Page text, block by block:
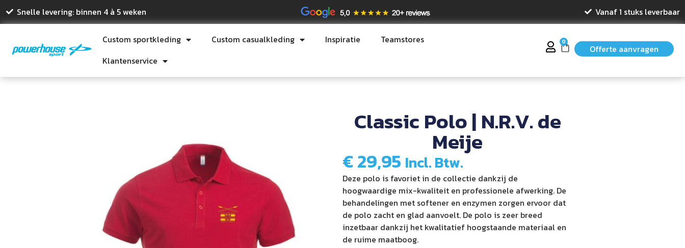
Snelle levering: binnen 4 à 5 weken Vanaf 1 stuks leverbaar
Custom sportkleding Custom casualkleding Inspiratie
Teamstores
Klantenservice
0
Offerte aanvragen
Classic Polo | N.R.V. de
Meije
€29,95 Incl. Btw.
Deze polo is favoriet in de collectie dankzij de
hoogwaardige mix-kwaliteit en professionele afwerking. De
behandelingen met softener en enzymen zorgen ervoor dat
de polo zacht en glad aanvoelt. De polo is zeer breed
inzetbaar dankzij het kwalitatief hoogstaande materiaal en
de ruime maatboog.